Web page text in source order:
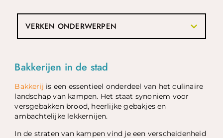
Bakkerijen in de stad
Bakkerij is een essentieel onderdeel van het culinaire
landschap van kampen. Het staat synoniem voor
versgebakken brood, heerlijke gebakjes en
ambachtelijke lekkernijen.
In de straten van kampen vind je een verscheidenheid
VERKEN ONDERWERPEN